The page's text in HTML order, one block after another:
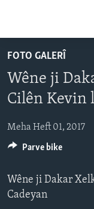
here
naveroka
serekî
here
serekî
here
Lêgerînê
NÛÇE
FOTO GALERÎ
RADYO
HEVPEYVÎN
HERÊMÊN
AMERÎKA
TIRKÎYE
SÛRÎYE
ÎRAQ
FOTO GALERÎ
Wêne ji
Cilên Kevin
Meha Heft 01, 2017
Wêne ji Dakar
Cadeyan
Parve bike